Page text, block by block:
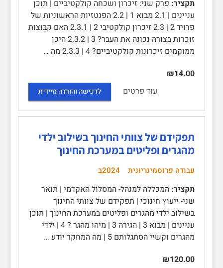
תקציר: פרק שני: זיכרון ושכחה קולקטיביים | תוכן
עניינים | 2.1 מבוא 1 | 2.2 הפנטזיות הראשוניות של
פרויד 2 | 2.3 זיכרון קולקטיבי 2 | 2.3.1 האם קבוצות
זוכרות בצורה נכונה את העבר? 3 | 2.3.2 היכן
ממוקמים זיכרונות קולקטיביים? 4 | 2.3.3 מה …
₪14.00
עוד פרטים
לרכישה והורדה מיידית
תפקידם של צוותי החינוך בשילוב ילדי
מהגרים ופליטים במערכת החינוך
עבודה פרוסמינריונית 2024ב
תקציר: המכללה למנהל- המסלול האקדמי | תואר
שני- ייעוץ חינוכי | תפקידם של צוותי החינוך
בשילוב ילדי מהגרים ופליטים במערכת החינוך | תוכן
עניינים | מבוא 3 | הגירה 3 | מיהו מהגר ? 4 | ילדי
מהגרים וקשיי הסתגלותם 5 | מה המחקר יודע …
₪120.00